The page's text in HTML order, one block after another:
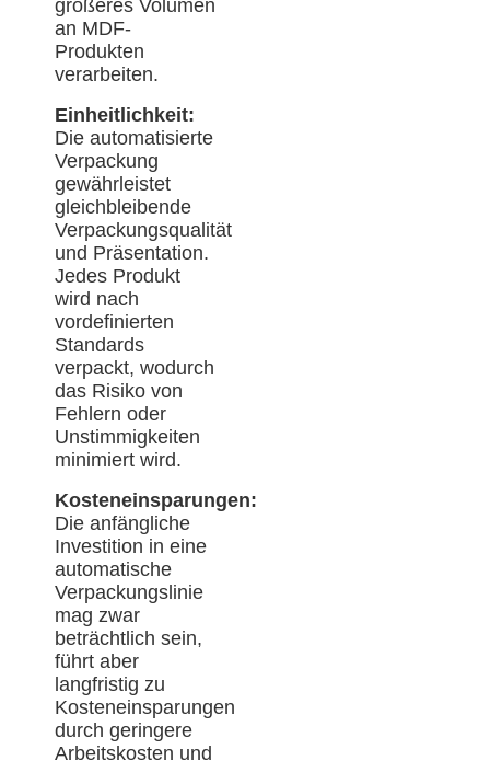
größeres Volumen
an MDF-
Produkten
verarbeiten.
Einheitlichkeit:
Die automatisierte
Verpackung
gewährleistet
gleichbleibende
Verpackungsqualität
und Präsentation.
Jedes Produkt
wird nach
vordefinierten
Standards
verpackt, wodurch
das Risiko von
Fehlern oder
Unstimmigkeiten
minimiert wird.
Kosteneinsparungen:
Die anfängliche
Investition in eine
automatische
Verpackungslinie
mag zwar
beträchtlich sein,
führt aber
langfristig zu
Kosteneinsparungen
durch geringere
Arbeitskosten und